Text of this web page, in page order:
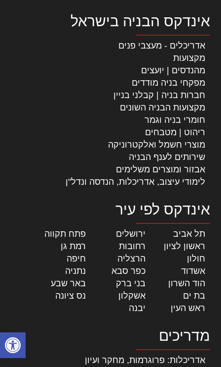
פתח
אינדקס הבניה בישראל
אדריכלים - מעצבי פנים
מקצועות
מהנדסים | יועצים
מפקחי בניה מודדים
חברות בניה | קבלני בניין
מקצועות הבניה השונים
חומרי בניה וגמר
ריהוט | מטבחים
מוצרי חשמל ואלקטרוניקה
שירותים לענף הבניה
אבזור ומוצרים משלימים
לימודי עיצוב, אדריכלות, הנדסה ונדל"ן
אינדקס לפי עיר
תל אביב ירושלים פתח תקווה
ראשון לציון
רחובות רמת גן
חולון
הרצליה חיפה
אשדוד
כפר סבא נתניה
הוד השרון
בני ברק באר שבע
בת ים
אשקלון נס ציונה
ראש העין
יבנה
מדריכים
אדריכלות: פרוגרמות, מחקר ועיון